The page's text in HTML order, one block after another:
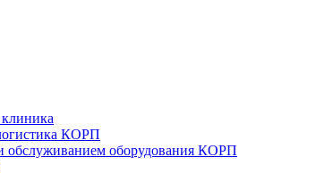
КОРП
оборудования КОРП